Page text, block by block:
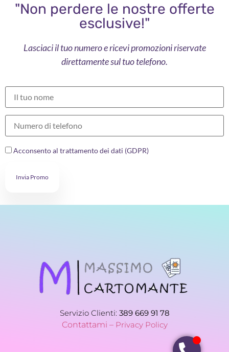
"Non perdere le nostre offerte
esclusive!"
Lasciaci il tuo numero e ricevi promozioni riservate
direttamente sul tuo telefono.
Acconsento al trattamento dei dati (GDPR)
Invia Promo
Servizio Clienti: 389 669 91 78
Contattami – Privacy Policy